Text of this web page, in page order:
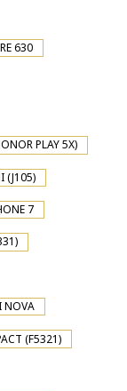
630
PLAY 5X)
(J105)
7
NOVA
(F5321)